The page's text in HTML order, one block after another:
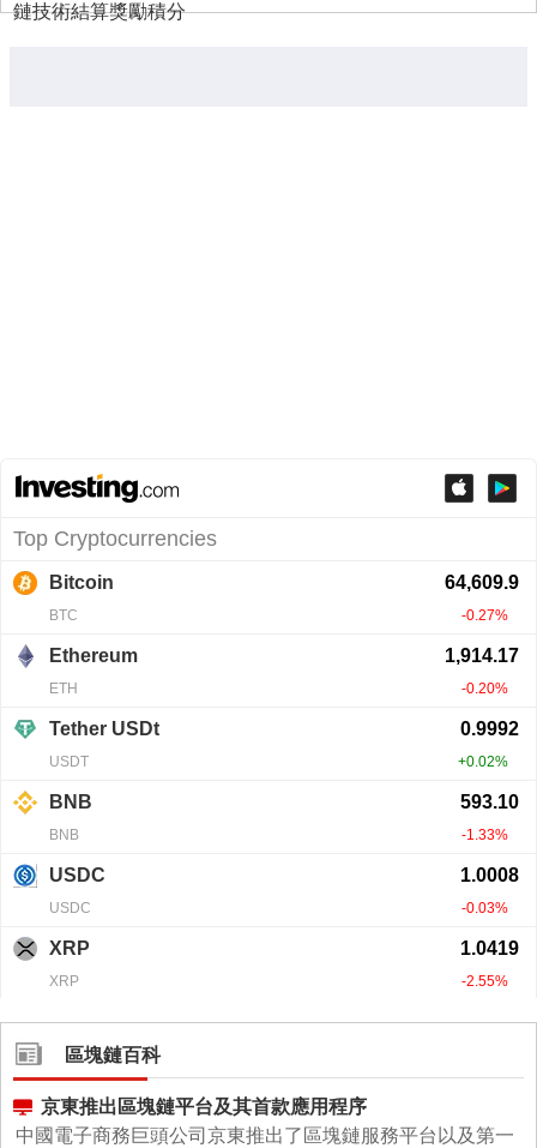
鏈技術結算獎勵積分
區塊鏈百科
京東推出區塊鏈平台及其首款應用程序
中國電子商務巨頭公司京東推出了區塊鏈服務平台以及第一